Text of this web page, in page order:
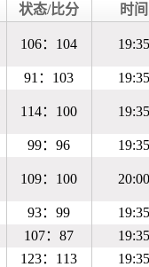
状态/比分
时间
106：104
91：103
114：100
99：96
109：100
93：99
107：87
123：113